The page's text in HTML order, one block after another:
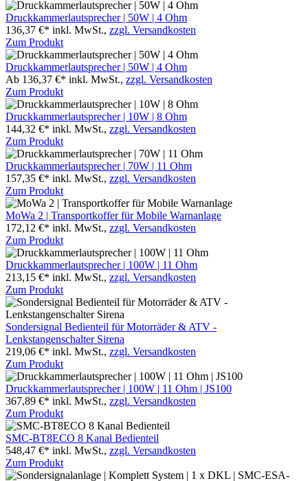
Druckkammerlautsprecher | 50W | 4 Ohm
136,37 €* inkl. MwSt., zzgl. Versandkosten
Zum Produkt
Druckkammerlautsprecher | 50W | 4 Ohm
Ab 136,37 €* inkl. MwSt., zzgl. Versandkosten
Zum Produkt
Druckkammerlautsprecher | 10W | 8 Ohm
144,32 €* inkl. MwSt., zzgl. Versandkosten
Zum Produkt
Druckkammerlautsprecher | 70W | 11 Ohm
157,35 €* inkl. MwSt., zzgl. Versandkosten
Zum Produkt
MoWa 2 | Transportkoffer für Mobile Warnanlage
172,12 €* inkl. MwSt., zzgl. Versandkosten
Zum Produkt
Druckkammerlautsprecher | 100W | 11 Ohm
213,15 €* inkl. MwSt., zzgl. Versandkosten
Zum Produkt
Sondersignal Bedienteil für Motorräder & ATV -
Lenkstangenschalter Sirena
219,06 €* inkl. MwSt., zzgl. Versandkosten
Zum Produkt
Druckkammerlautsprecher | 100W | 11 Ohm | JS100
367,89 €* inkl. MwSt., zzgl. Versandkosten
Zum Produkt
SMC-BT8ECO 8 Kanal Bedienteil
548,47 €* inkl. MwSt., zzgl. Versandkosten
Zum Produkt